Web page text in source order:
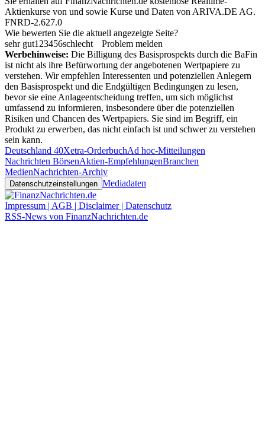
Aktienkurse von und sowie Kurse und Daten von ARIVA.DE AG.
FNRD-2.627.0
Wie bewerten Sie die aktuell angezeigte Seite?
sehr gut1 23456schlecht
Problem melden
Werbehinweise: Die Billigung des Basisprospekts durch die BaFin
ist nicht als ihre Befürwortung der angebotenen Wertpapiere zu
verstehen. Wir empfehlen Interessenten und potenziellen Anlegern
den Basisprospekt und die Endgültigen Bedingungen zu lesen,
bevor sie eine Anlageentscheidung treffen, um sich möglichst
umfassend zu informieren, insbesondere über die potenziellen
Risiken und Chancen des Wertpapiers. Sie sind im Begriff, ein
Produkt zu erwerben, das nicht einfach ist und schwer zu verstehen
sein kann.
Deutschland 40Xetra-OrderbuchAd hoc-Mitteilungen
Nachrichten BörsenAktien-EmpfehlungenBranchen
MedienNachrichten-Archiv
Datenschutzeinstellungen Mediadaten
Impressum | AGB | Disclaimer | Datenschutz
RSS-News von FinanzNachrichten.de